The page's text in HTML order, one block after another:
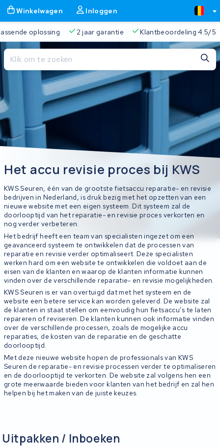
Winkelwagen Inloggen
oplossing 2 jaar garantie Klantbeoordeling 4.5/5
Het accu revisie proces bij KWS
KWS Seuren, één van de grootste fietsaccu reparatie- en revisie
bedrijven in Nederland, is druk bezig met het opzetten van een
nieuwe website met een eigen systeem. Dit systeem zal de
doorlooptijd van het reparatie- en revisie proces verkorten en
nog verder verbeteren.
Het bedrijf heeft een team van specialisten ingezet om een
geavanceerd systeem te ontwikkelen dat de processen van
reparatie en revisie verder optimaliseert. Deze specialisten
werken hard om een website te ontwikkelen die voldoet aan de
eisen van de klanten en waarop de klanten informatie kunnen
vinden over de verschillende reparatie- en revisie mogelijkheden.
KWS Seuren is er van overtuigd dat met het systeem en de
website een betere service kan worden geleverd. De website zal
de klanten in staat stellen om eenvoudig hun fietsaccu’s te laten
repareren of reviseren. De klanten kunnen ook informatie vinden
over de verschillende processen, zoals de mogelijke accu
reparaties, de kosten van de reparatie en de geschatte
doorlooptijd.
Met deze nieuwe website hopen de professionals van KWS
Seuren de reparatie- en revisie processen verder te optimaliseren
en de doorlooptijd te verkorten. De website zal volgens hen een
grote meerwaarde bieden voor klanten van het bedrijf en zal hen
helpen bij het maken van de juiste keuzes.
Uitpakken / Inboeken
Winkelwagen
Gratis verzending Altijd een passende oplossing 2
Sluiten
Begin te typen in de zoekbalk om te zoeken